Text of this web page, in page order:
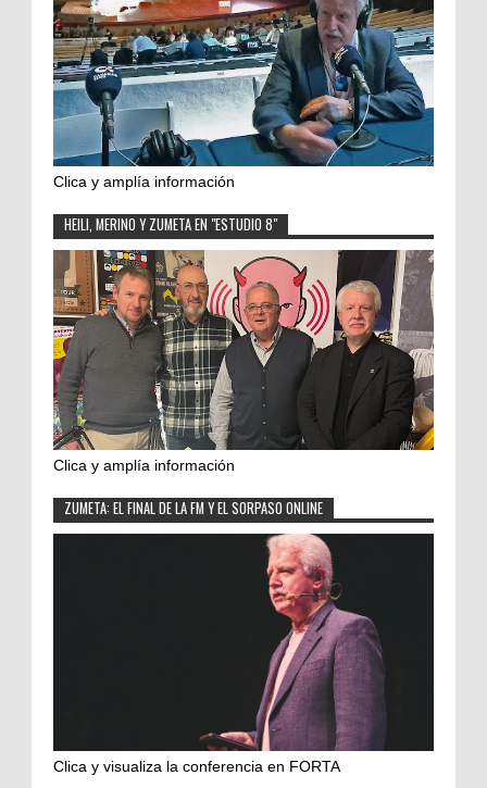
Clica y amplía información
HEILI, MERINO Y ZUMETA EN "ESTUDIO 8"
Clica y amplía información
ZUMETA: EL FINAL DE LA FM Y EL SORPASO ONLINE
Clica y visualiza la conferencia en FORTA